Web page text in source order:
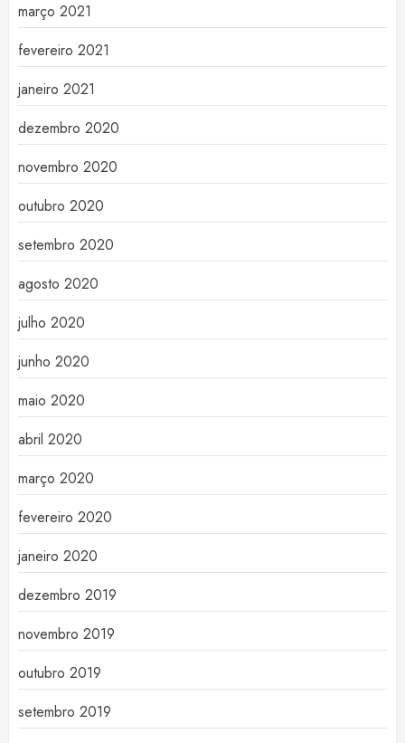
março 2021
fevereiro 2021
janeiro 2021
dezembro 2020
novembro 2020
outubro 2020
setembro 2020
agosto 2020
julho 2020
junho 2020
maio 2020
abril 2020
março 2020
fevereiro 2020
janeiro 2020
dezembro 2019
novembro 2019
outubro 2019
setembro 2019